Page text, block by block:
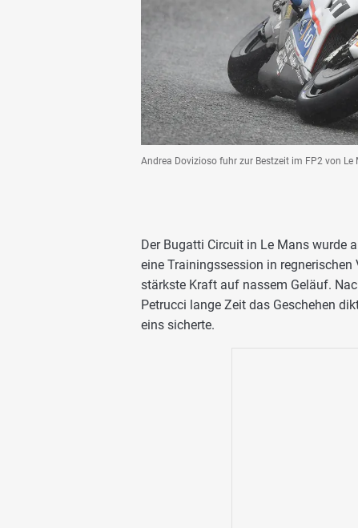
Andrea Dovizioso fuhr zur Bestzeit im FP2 von Le
Der Bugatti Circuit in Le Mans wurde
eine Trainingssession in
stärkste Kraft auf nassem Geläuf.
Petrucci lange Zeit das Geschehen
eins sicherte.